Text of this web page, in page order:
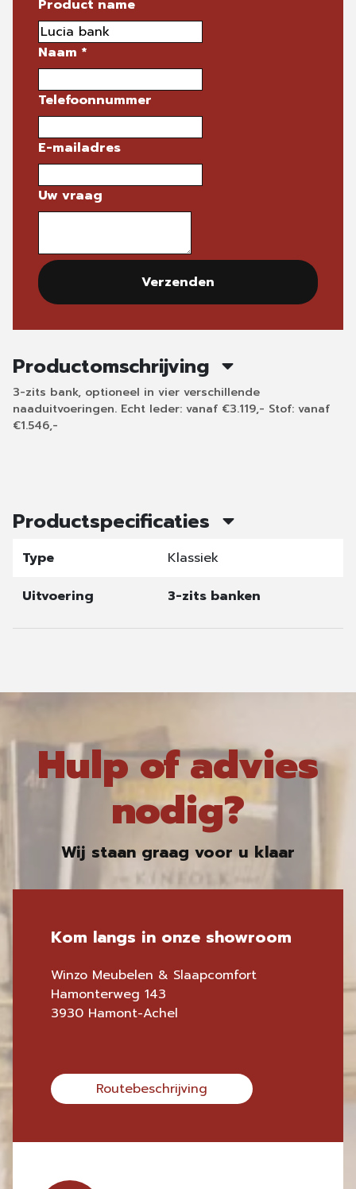
Product name
Naam *
Telefoonnummer
E-mailadres
Uw vraag
Verzenden
Productomschrijving
3-zits bank, optioneel in vier verschillende
naaduitvoeringen. Echt leder: vanaf €3.119,- Stof: vanaf
€1.546,-
Productspecificaties
Type
Klassiek
Uitvoering
3-zits banken
Hulp of advies
nodig?
Wij staan graag voor u klaar
Kom langs in onze showroom
Winzo Meubelen & Slaapcomfort
Hamonterweg 143
3930 Hamont-Achel
Routebeschrijving